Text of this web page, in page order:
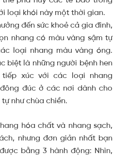
loại khói này một thời gian.
đến sức khoẻ cả gia đình,
nhang có màu vàng sậm tự
loại nhang màu vàng óng.
biệt là những người bệnh hen
tiếp xúc với các loại nhang
đúc ở các nơi dành cho
như chùa chiền.
hóa chất và nhang sạch,
nhưng đơn giản nhất bạn
bằng 3 hành động: Nhìn,